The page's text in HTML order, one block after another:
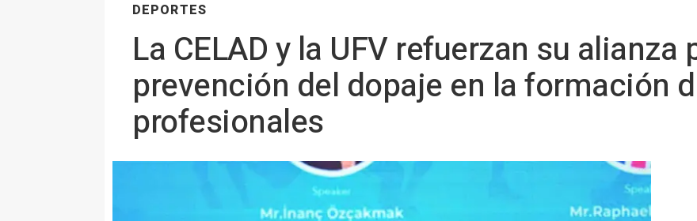
DEPORTES
La CELAD y la UFV refuerzan su
prevención del dopaje en la formación
profesionales